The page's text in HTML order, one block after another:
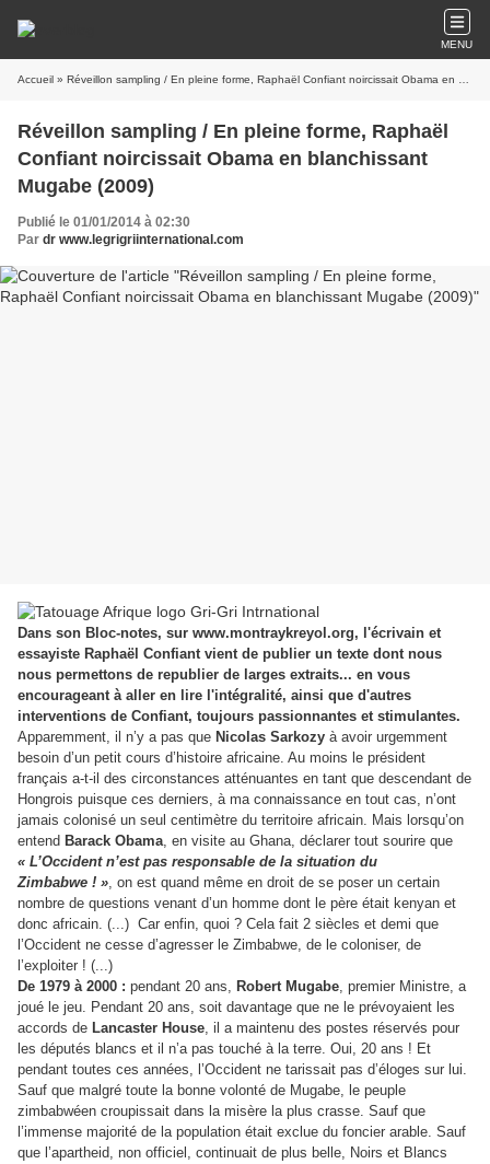
MENU
Accueil » Réveillon sampling / En pleine forme, Raphaël Confiant noircissait Obama en blanchissant Mugabe (2009)
Réveillon sampling / En pleine forme, Raphaël
Confiant noircissait Obama en blanchissant
Mugabe (2009)
Publié le 01/01/2014 à 02:30
Par dr www.legrigriinternational.com
Dans son Bloc-notes, sur www.montraykreyol.org, l'écrivain et
essayiste Raphaël Confiant vient de publier un texte dont nous
nous permettons de republier de larges extraits... en vous
encourageant à aller en lire l'intégralité, ainsi que d'autres
interventions de Confiant, toujours passionnantes et stimulantes.
Apparemment, il n’y a pas que Nicolas Sarkozy à avoir urgemment
besoin d’un petit cours d’histoire africaine. Au moins le président
français a-t-il des circonstances atténuantes en tant que descendant de
Hongrois puisque ces derniers, à ma connaissance en tout cas, n’ont
jamais colonisé un seul centimètre du territoire africain. Mais lorsqu’on
entend Barack Obama, en visite au Ghana, déclarer tout sourire que
« L’Occident n’est pas responsable de la situation du
Zimbabwe ! », on est quand même en droit de se poser un certain
nombre de questions venant d’un homme dont le père était kenyan et
donc africain. (...) Car enfin, quoi ? Cela fait 2 siècles et demi que
l’Occident ne cesse d’agresser le Zimbabwe, de le coloniser, de
l’exploiter ! (...)
De 1979 à 2000 : pendant 20 ans, Robert Mugabe, premier Ministre, a
joué le jeu. Pendant 20 ans, soit davantage que ne le prévoyaient les
accords de Lancaster House, il a maintenu des postes réservés pour
les députés blancs et il n’a pas touché à la terre. Oui, 20 ans ! Et
pendant toutes ces années, l’Occident ne tarissait pas d’éloges sur lui.
Sauf que malgré toute la bonne volonté de Mugabe, le peuple
zimbabwéen croupissait dans la misère la plus crasse. Sauf que
l’immense majorité de la population était exclue du foncier arable. Sauf
que l’apartheid, non officiel, continuait de plus belle, Noirs et Blancs